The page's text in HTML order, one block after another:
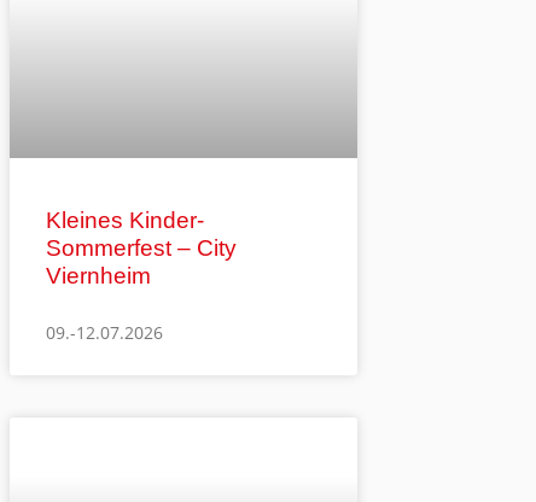
Kleines Kinder-
Sommerfest – City
Viernheim
09.-12.07.2026